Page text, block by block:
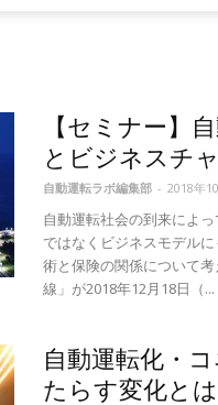
【セミナー】
とビジネスチ
自動運転ラボ編集部 - 2018年
自動運転社会の到来によ
ではなくビジネスモデル
術と保険の関係について
線」が2018年12月18日（...
自動運転化・
たらす変化と